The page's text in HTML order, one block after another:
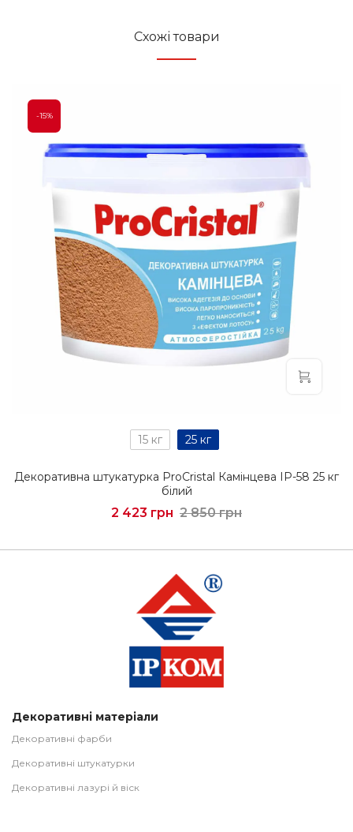
Схожі товари
-15%
15 кг 25 кг
Декоративна штукатурка ProCristal Камінцева IР-58 25 кг
білий
2 423 грн 2 850 грн
Декоративні матеріали
Декоративні фарби
Декоративні штукатурки
Декоративні лазурі й віск